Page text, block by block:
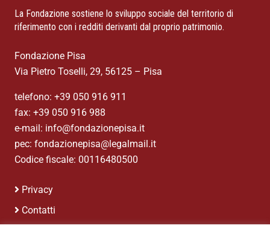
La Fondazione sostiene lo sviluppo sociale del territorio di
riferimento con i redditi derivanti dal proprio patrimonio.
Fondazione Pisa
Via Pietro Toselli, 29, 56125 – Pisa
telefono: +39 050 916 911
fax: +39 050 916 988
e-mail: info@fondazionepisa.it
pec: fondazionepisa@legalmail.it
Codice fiscale: 00116480500
Privacy
Contatti